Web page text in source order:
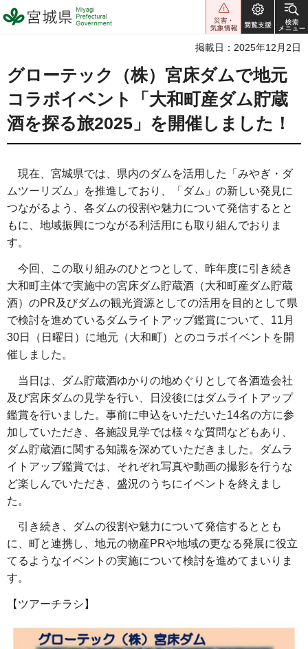
宮城県 Miyagi Prefectural
Government
掲載日：2025年12月2日
グローテック（株）宮床ダムで地元
コラボイベント「大和町産ダム貯蔵
酒を探る旅2025」を開催しました！
現在、宮城県では、県内のダムを活用した「みやぎ・ダ
ムツーリズム」を推進しており、「ダム」の新しい発見に
つながるよう、各ダムの役割や魅力について発信するとと
もに、地域振興につながる利活用にも取り組んでおりま
す。
今回、この取り組みのひとつとして、昨年度に引き続き
大和町主体で実施中の宮床ダム貯蔵酒（大和町産ダム貯蔵
酒）のPR及びダムの観光資源としての活用を目的として県
で検討を進めているダムライトアップ鑑賞について、11月
30日（日曜日）に地元（大和町）とのコラボイベントを開
催しました。
当日は、ダム貯蔵酒ゆかりの地めぐりとして各酒造会社
及び宮床ダムの見学を行い、日没後にはダムライトアップ
鑑賞を行いました。事前に申込をいただいた14名の方に参
加していただき、各施設見学では様々な質問などもあり、
ダム貯蔵酒に関する知識を深めていただきました。ダムラ
イトアップ鑑賞では、それぞれ写真や動画の撮影を行うな
ど楽しんでいただき、盛況のうちにイベントを終えまし
た。
引き続き、ダムの役割や魅力について発信するととも
に、町と連携し、地元の物産PRや地域の更なる発展に役立
てるようなイベントの実施について検討を進めてまいりま
す。
【ツアーチラシ】